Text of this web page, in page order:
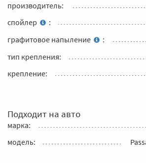
производитель:
спойлер
:
графитовое напыление
:
тип крепления:
крепление:
Подходит на авто
марка:
модель: